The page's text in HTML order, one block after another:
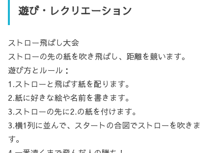
遊び・レクリエーション
ストロー飛ばし大会
ストローの先の紙を吹き飛ばし、距離を競います。
遊び方とルール：
1.ストローと飛ばす紙を配ります。
2.紙に好きな絵や名前を書きます。
3.ストローの先に2.の紙を付けます。
3.横1列に並んで、スタートの合図でストローを吹きま
す。